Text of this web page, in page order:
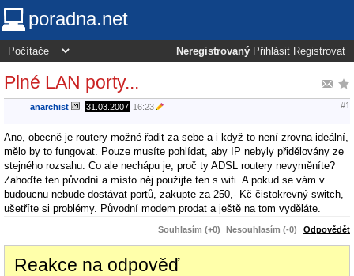
poradna.net
Neregistrovaný Přihlásit Registrovat
Plné LAN porty...
anarchist 31.03.2007 16:23 #1
Ano, obecně je routery možné řadit za sebe a i když to není zrovna ideální,
mělo by to fungovat. Pouze musíte pohlídat, aby IP nebyly přidělovány ze
stejného rozsahu. Co ale nechápu je, proč ty ADSL routery nevyměníte?
Zahoďte ten původní a místo něj použijte ten s wifi. A pokud se vám v
budoucnu nebude dostávat portů, zakupte za 250,- Kč čistokrevný switch,
ušetříte si problémy. Původní modem prodat a ještě na tom vyděláte.
Souhlasím (+0) Nesouhlasím (-0) Odpovědět
Reakce na odpověď